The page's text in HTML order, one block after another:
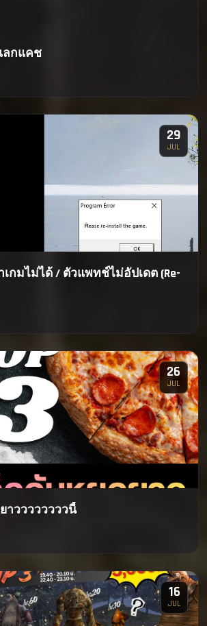
ลกแคช
29
JUL
กมไม่ได้ / ตัวแพทช์ไม่อัปเดต (Re-
26
JUL
าววววววววนี้
16
JUL